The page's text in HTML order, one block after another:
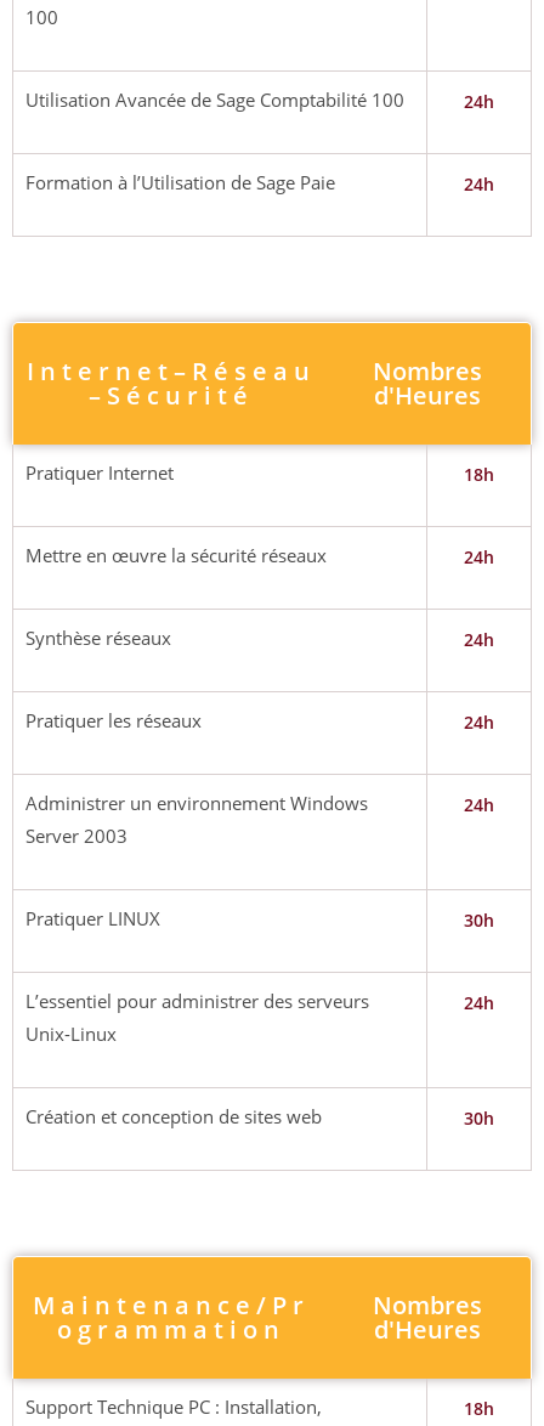
100
Utilisation Avancée de Sage Comptabilité 100 24h
Formation à l’Utilisation de Sage Paie 24h
I n t e r n e t – R é s e a u
– S é c u r i t é
Nombres
d'Heures
Pratiquer Internet 18h
Mettre en œuvre la sécurité réseaux 24h
Synthèse réseaux 24h
Pratiquer les réseaux 24h
Administrer un environnement Windows
Server 2003
24h
Pratiquer LINUX 30h
L’essentiel pour administrer des serveurs
Unix-Linux
24h
Création et conception de sites web 30h
M a i n t e n a n c e / P r
o g r a m m a t i o n
Nombres
d'Heures
Support Technique PC : Installation,
18h